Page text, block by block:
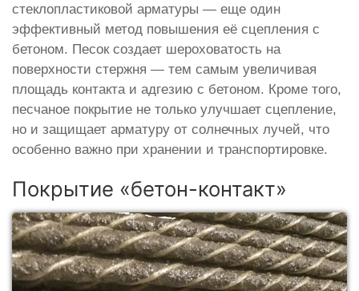
стеклопластиковой арматуры — еще один
эффективный метод повышения её сцепления с
бетоном. Песок создает шероховатость на
поверхности стержня — тем самым увеличивая
площадь контакта и адгезию с бетоном. Кроме того,
песчаное покрытие не только улучшает сцепление,
но и защищает арматуру от солнечных лучей, что
особенно важно при хранении и транспортировке.
Покрытие «бетон-контакт»